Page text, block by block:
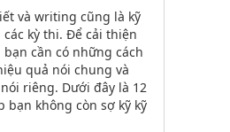
ĐẦU LUYỆN VIẾT
và writing cũng là kỹ
kỳ thi. Để cải thiện
cần có những cách
quả nói chung và
riêng. Dưới đây là 12
bạn không còn sợ kỹ kỹ